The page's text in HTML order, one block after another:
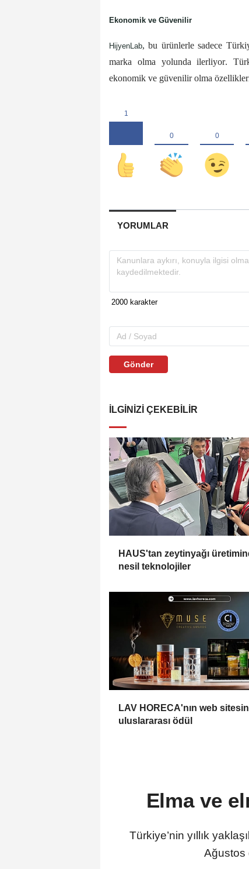
Ekonomik ve Güvenilir
HijyenLab, bu ürünlerle sadece
marka olma yolunda ilerliyor.
ekonomik ve güvenilir olma
YORUMLAR
Gönder
İLGINIZI ÇEKEBILIR
HAUS'tan zeytinyağı
nesil teknolojiler
LAV HORECA'nın web
uluslararası ödül
Elma ve
Türkiye’nin yıllık
Ağustos